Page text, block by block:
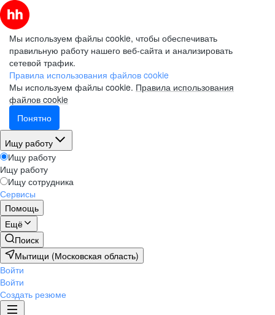
Мы используем файлы cookie, чтобы обеспечивать
правильную работу нашего веб-сайта и анализировать
сетевой трафик.
Правила использования файлов cookie
Мы используем файлы cookie. Правила использования
файлов cookie
Понятно
Ищу работу
Ищу работу
Ищу работу
Ищу сотрудника
Сервисы
Помощь
Ещё
Поиск
Мытищи (Московская область)
Войти
Войти
Создать резюме